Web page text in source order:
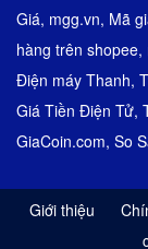
Giá, mgg.vn, Mã
hàng trên shopee,
Điện máy Thanh,
Giá Tiền Điện Tử,
GiaCoin.com, So
Giới thiệu